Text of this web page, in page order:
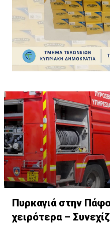
συνολικά 300
μία (συνολικά 15 κιλά)».
Πυρκαγιά στην
χειρότερα –